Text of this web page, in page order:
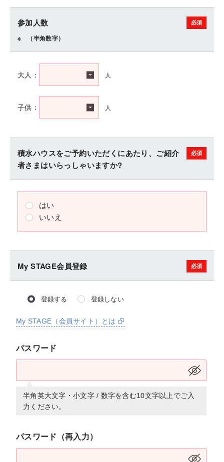
参加人数
（半角数字）
大人： 人
子供： 人
積水ハウスをご予約いただくにあたり、ご紹介
者さまはいらっしゃいますか?
はい
いいえ
My STAGE会員登録
登録する 登録しない
My STAGE（会員サイト）とは
パスワード
半角英大文字・小文字 / 数字を含む10文字以上でご入
力ください。
パスワード（再入力）